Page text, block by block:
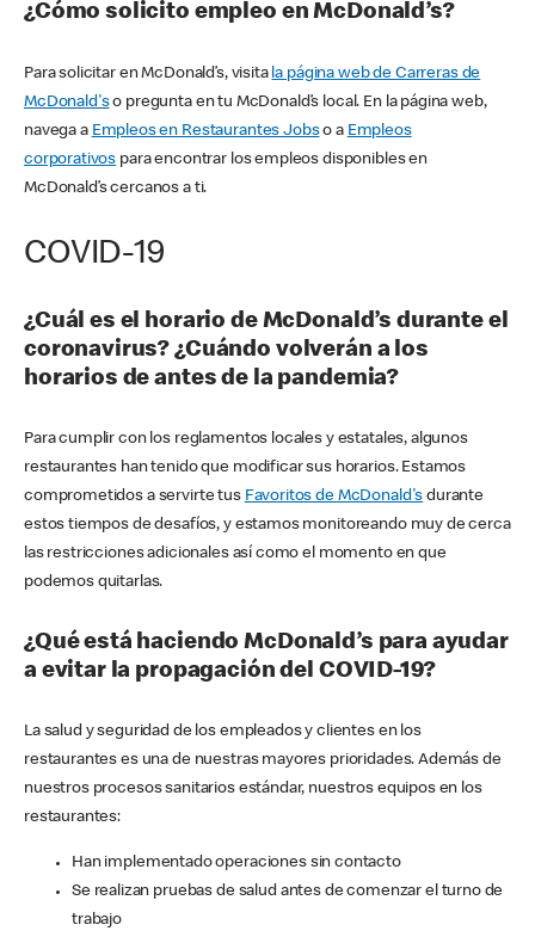
¿Cómo solicito empleo en McDonald’s?
Para solicitar en McDonald’s, visita la página web de Carreras de
McDonald'so pregunta en tu McDonald’s local. En la página web,
navega a Empleos en Restaurantes Jobso a Empleos
corporativos para encontrar los empleos disponibles en
McDonald’s cercanos a ti.
COVID-19
¿Cuál es el horario de McDonald’s durante el
coronavirus? ¿Cuándo volverán a los
horarios de antes de la pandemia?
Para cumplir con los reglamentos locales y estatales, algunos
restaurantes han tenido que modificar sus horarios. Estamos
comprometidos a servirte tus Favoritos de McDonald's durante
estos tiempos de desafíos, y estamos monitoreando muy de cerca
las restricciones adicionales así como el momento en que
podemos quitarlas.
¿Qué está haciendo McDonald’s para ayudar
a evitar la propagación del COVID-19?
La salud y seguridad de los empleados y clientes en los
restaurantes es una de nuestras mayores prioridades. Además de
nuestros procesos sanitarios estándar, nuestros equipos en los
restaurantes:
Han implementado operaciones sin contacto
Se realizan pruebas de salud antes de comenzar el turno de
trabajo